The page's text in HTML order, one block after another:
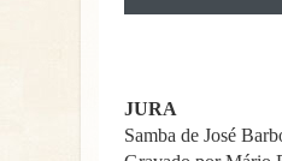
JURA
Samba de José